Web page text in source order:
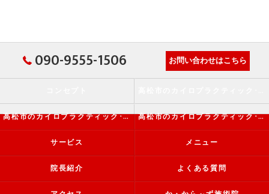
090-9555-1506 お問い合わせはこちら
高松市のカイロプラクティック･か・から～ず施術院の評判 高松市のカイロプラクティック･か・から～ず施術院のお客様の声
サービス メニュー
院長紹介 よくある質問